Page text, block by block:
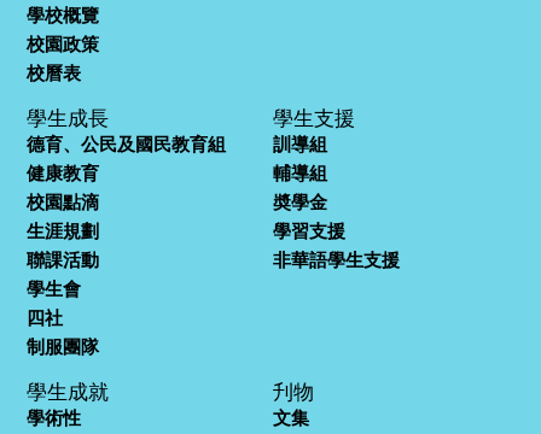
學校概覽
校園政策
校曆表
學生成長
德育、公民及國民教育組
健康教育
校園點滴
生涯規劃
聯課活動
學生會
四社
制服團隊
學生支援
訓導組
輔導組
奬學金
學習支援
非華語學生支援
學生成就
學術性
刋物
文集